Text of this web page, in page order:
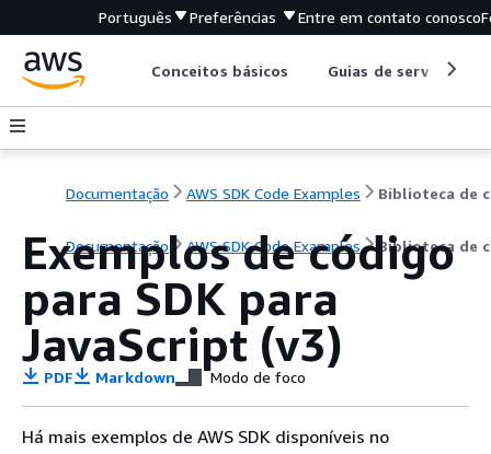
Português Preferências Entre em contato conosco
Conceitos básicos Guias de serviço
Documentação AWS SDK Code Examples
Documentação AWS SDK Code Examples Biblioteca de
Exemplos de código
para SDK para
JavaScript (v3)
PDF Markdown Modo de foco
Há mais exemplos de AWS SDK disponíveis no